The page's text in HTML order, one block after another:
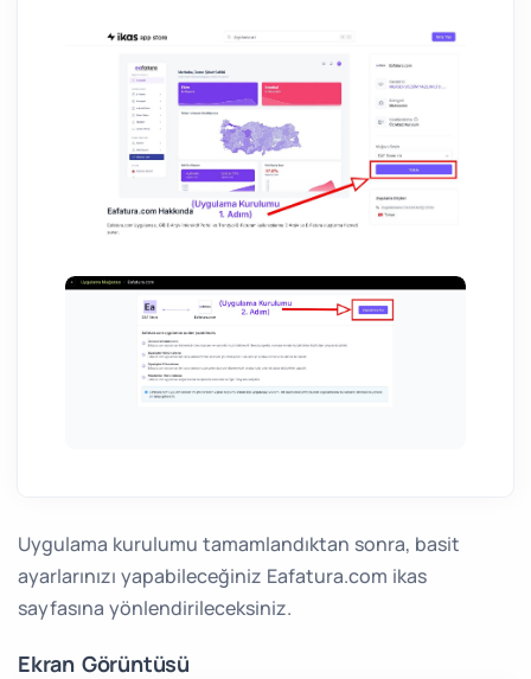
Uygulama kurulumu tamamlandıktan sonra, basit
ayarlarınızı yapabileceğiniz Eafatura.com ikas
sayfasına yönlendirileceksiniz.
Ekran Görüntüsü